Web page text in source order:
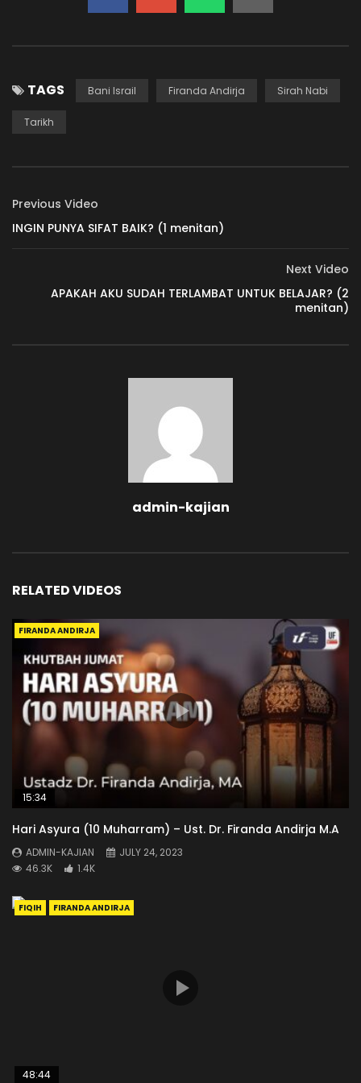
TAGS Bani Israil Firanda Andirja Sirah Nabi
Tarikh
Previous Video
INGIN PUNYA SIFAT BAIK? (1 menitan)
Next Video
APAKAH AKU SUDAH TERLAMBAT UNTUK BELAJAR? (2
menitan)
admin-kajian
RELATED VIDEOS
FIRANDA ANDIRJA
15:34
Hari Asyura (10 Muharram) – Ust. Dr. Firanda Andirja M.A
ADMIN-KAJIAN
JULY 24, 2023
46.3K
1.4K
FIQIH FIRANDA ANDIRJA
48:44